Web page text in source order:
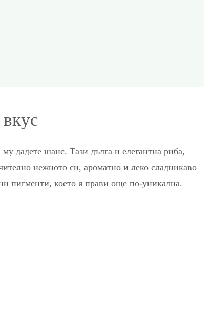
дадете шанс. Тази дълга и елегантна риба,
нежното си, ароматно и леко сладникаво
пигменти, което я прави още по-уникална.